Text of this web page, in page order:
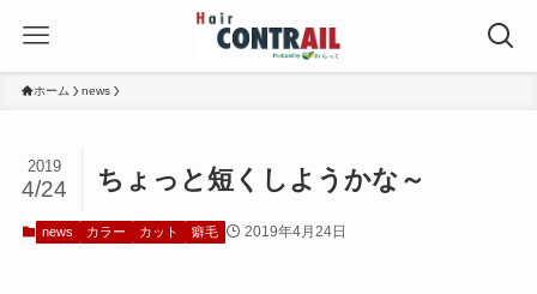
ホーム news
ちょっと短くしようかな～
2019
4/24
news カラー カット 癖毛 2019年4月24日